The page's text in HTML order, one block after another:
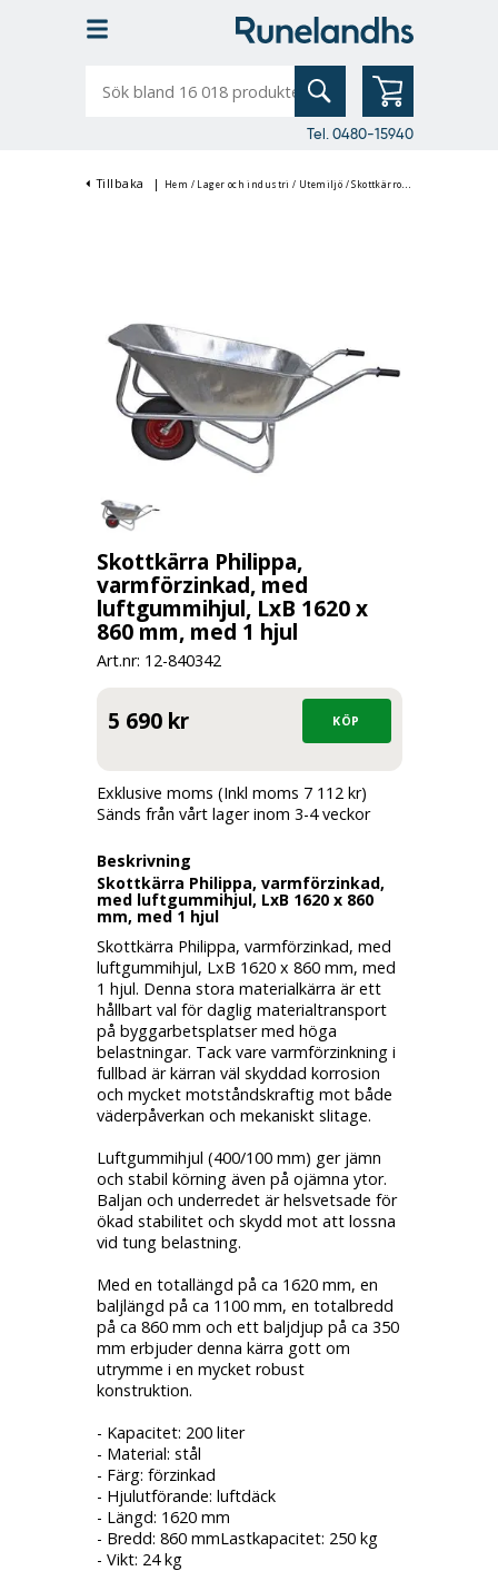
bland
Tel. 0480-15940
Tillbaka | Hem / Lager och industri / Utemiljö /Skottkärror
Skottkärra Philippa,
varmförzinkad, med
luftgummihjul, LxB 1620 x
860 mm, med 1 hjul
Art.nr: 12-840342
5 690 kr
Exklusive moms (Inkl moms 7 112 kr)
Sänds från vårt lager inom 3-4 veckor
Beskrivning
Skottkärra Philippa, varmförzinkad,
med luftgummihjul, LxB 1620 x 860
mm, med 1 hjul
Skottkärra Philippa, varmförzinkad, med
luftgummihjul, LxB 1620 x 860 mm, med
1 hjul. Denna stora materialkärra är ett
hållbart val för daglig materialtransport
på byggarbetsplatser med höga
belastningar. Tack vare varmförzinkning i
fullbad är kärran väl skyddad korrosion
och mycket motståndskraftig mot både
väderpåverkan och mekaniskt slitage.
Luftgummihjul (400/100 mm) ger jämn
och stabil körning även på ojämna ytor.
Baljan och underredet är helsvetsade för
ökad stabilitet och skydd mot att lossna
vid tung belastning.
Med en totallängd på ca 1620 mm, en
baljlängd på ca 1100 mm, en totalbredd
på ca 860 mm och ett baljdjup på ca 350
mm erbjuder denna kärra gott om
utrymme i en mycket robust
konstruktion.
- Kapacitet: 200 liter
- Material: stål
- Färg: förzinkad
- Hjulutförande: luftdäck
- Längd: 1620 mm
- Bredd: 860 mmLastkapacitet: 250 kg
- Vikt: 24 kg